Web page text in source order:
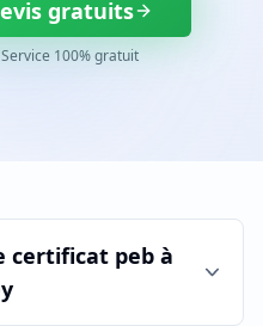
gratuits
100% gratuit
certificat peb à